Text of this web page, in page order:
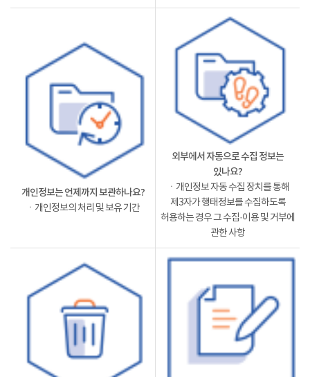
개인정보는 언제까지 보관하나요?
ㆍ개인정보의 처리 및 보유 기간
외부에서 자동으로 수집 정보는
있나요?
ㆍ개인정보 자동 수집 장치를 통해
제3자가 행태정보를 수집하도록
허용하는 경우 그 수집·이용 및 거부에
관한 사항